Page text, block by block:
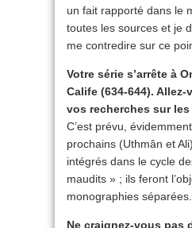
un fait rapporté dans le
toutes les sources et je
me contredire sur ce
Votre série s’arrête à
Calife (634-644).
vos recherches sur
C’est prévu,
prochains (Uthmân et
intégrés dans le cycle
maudits » ; ils feront
monographies séparées.
Ne craignez-vous pas